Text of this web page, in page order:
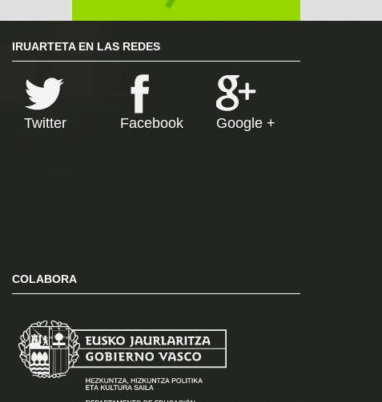
IRUARTETA EN LAS REDES
Twitter Facebook Google +
COLABORA